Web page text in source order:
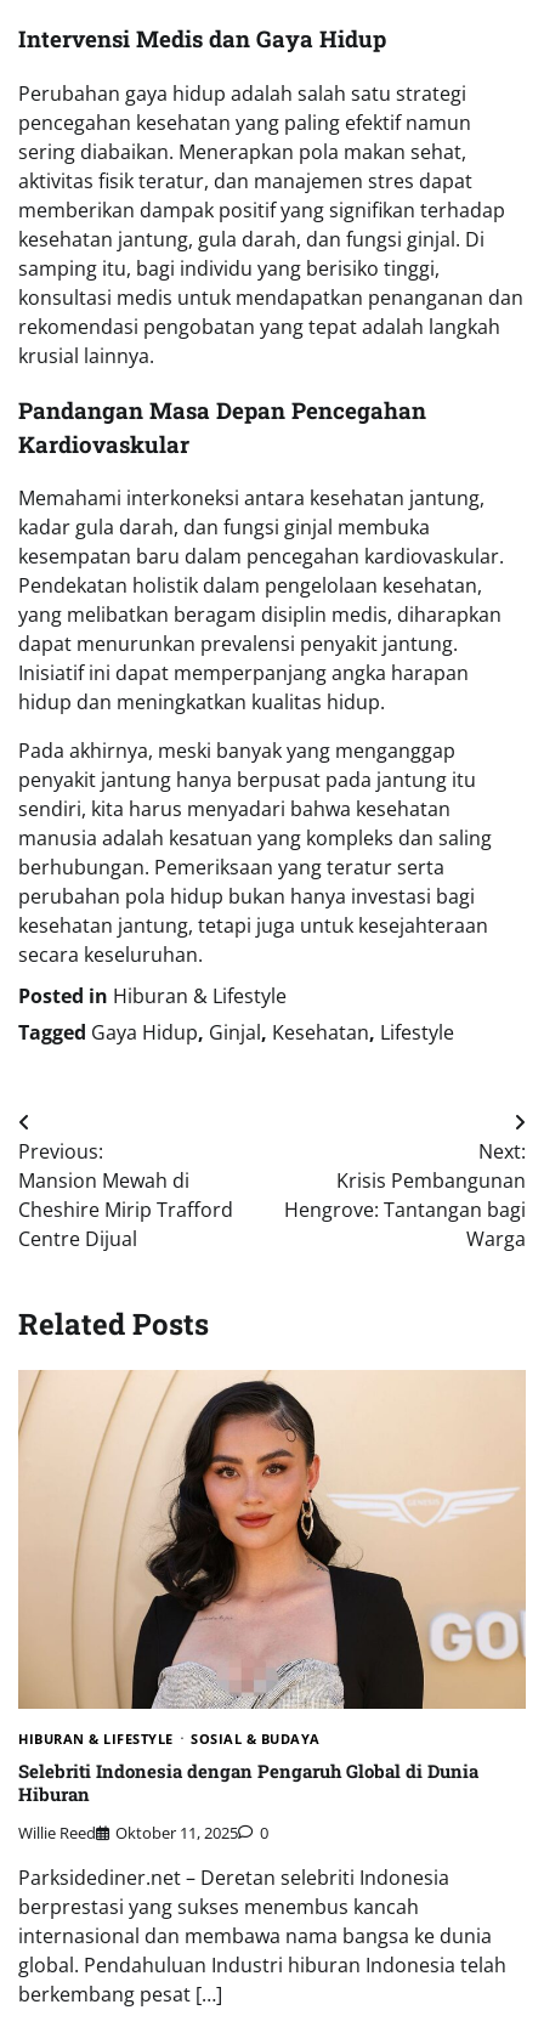
Intervensi Medis dan Gaya Hidup
Perubahan gaya hidup adalah salah satu strategi
pencegahan kesehatan yang paling efektif namun
sering diabaikan. Menerapkan pola makan sehat,
aktivitas fisik teratur, dan manajemen stres dapat
memberikan dampak positif yang signifikan terhadap
kesehatan jantung, gula darah, dan fungsi ginjal. Di
samping itu, bagi individu yang berisiko tinggi,
konsultasi medis untuk mendapatkan penanganan dan
rekomendasi pengobatan yang tepat adalah langkah
krusial lainnya.
Pandangan Masa Depan Pencegahan
Kardiovaskular
Memahami interkoneksi antara kesehatan jantung,
kadar gula darah, dan fungsi ginjal membuka
kesempatan baru dalam pencegahan kardiovaskular.
Pendekatan holistik dalam pengelolaan kesehatan,
yang melibatkan beragam disiplin medis, diharapkan
dapat menurunkan prevalensi penyakit jantung.
Inisiatif ini dapat memperpanjang angka harapan
hidup dan meningkatkan kualitas hidup.
Pada akhirnya, meski banyak yang menganggap
penyakit jantung hanya berpusat pada jantung itu
sendiri, kita harus menyadari bahwa kesehatan
manusia adalah kesatuan yang kompleks dan saling
berhubungan. Pemeriksaan yang teratur serta
perubahan pola hidup bukan hanya investasi bagi
kesehatan jantung, tetapi juga untuk kesejahteraan
secara keseluruhan.
Posted in Hiburan & Lifestyle
Tagged Gaya Hidup, Ginjal, Kesehatan, Lifestyle
Navigasi
pos
Previous:
Mansion Mewah di
Cheshire Mirip Trafford
Centre Dijual
Next:
Krisis Pembangunan
Hengrove: Tantangan bagi
Warga
Related Posts
HIBURAN & LIFESTYLE SOSIAL & BUDAYA
Selebriti Indonesia dengan Pengaruh Global di Dunia
Hiburan
Willie Reed Oktober 11, 2025 0
Parksidediner.net – Deretan selebriti Indonesia
berprestasi yang sukses menembus kancah
internasional dan membawa nama bangsa ke dunia
global. Pendahuluan Industri hiburan Indonesia telah
berkembang pesat […]